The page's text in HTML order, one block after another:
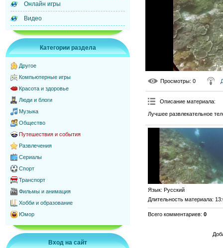
Онлайн игры
Видео
Категории раздела
Другое
Компьютерные игры
Красота и здоровье
Люди и блоги
Музыка
Общество
Путешествия и события
Развлечения
Сериалы
Спорт
Транспорт
Фильмы и анимация
Хобби и образование
Юмор
Вход на сайт
Просмотры: 0
Описание материала:
Лучшее развлекательное
Язык: Русский
Длительность материала:
Всего комментариев: 0